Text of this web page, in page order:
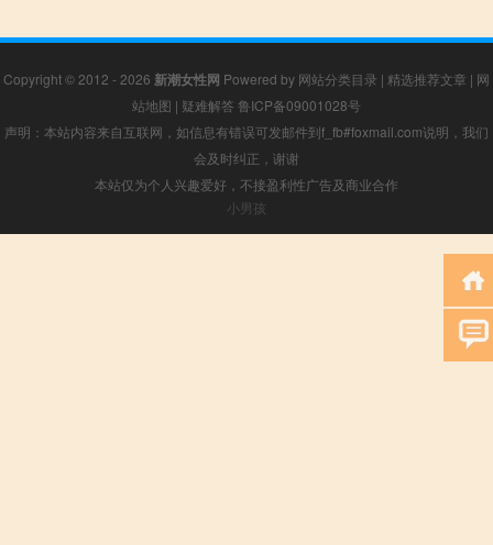
Copyright © 2012 - 2026 新潮女性网 Powered by 网站分类目录 | 精选推荐文章 | 网
站地图 | 疑难解答 鲁ICP备09001028号
声明：本站内容来自互联网，如信息有错误可发邮件到f_fb#foxmail.com说明，我们
会及时纠正，谢谢
本站仅为个人兴趣爱好，不接盈利性广告及商业合作
小男孩